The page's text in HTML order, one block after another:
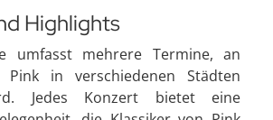
Highlights
umfasst mehrere Termine, an
Pink in verschiedenen Städten
Jedes Konzert bietet eine